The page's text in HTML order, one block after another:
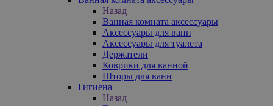
Назад
Ванная комната аксессуары
Аксессуары для ванн
Аксессуары для туалета
Держатели
Коврики для ванной
Шторы для ванн
Гигиена
Назад